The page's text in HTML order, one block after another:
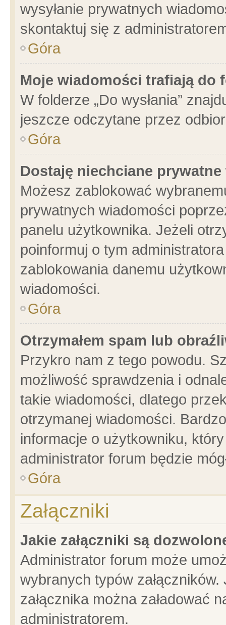
wysyłanie prywatnych
skontaktuj się z
Góra
Moje wiadomości trafiają do
W folderze „Do wysłania”
jeszcze odczytane przez
Góra
Dostaję niechciane
Możesz zablokować
prywatnych wiadomości
panelu użytkownika. Jeżeli
poinformuj o tym
zablokowania danemu
wiadomości.
Góra
Otrzymałem spam lub
Przykro nam z tego powodu.
możliwość sprawdzenia i
takie wiadomości, dlatego
otrzymanej wiadomości.
informacje o użytkowniku,
administrator forum będzie
Góra
Załączniki
Jakie załączniki są
Administrator forum może
wybranych typów
załącznika można załadować
administratorem.